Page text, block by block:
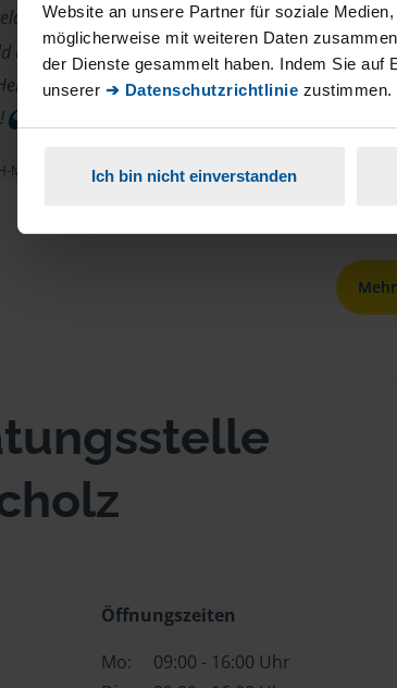
Website an unsere Partner für soziale
möglicherweise mit weiteren Daten
der Dienste gesammelt haben. Indem Sie auf
unserer ➔ Datenschutzrichtlinie zustimmen.
Ich bin nicht einverstanden
sehr freundliche
und Rücksicht und
Dank Frau
Mitglied
Beraterin Frau
und
Öffnungszeiten
Mo:
09:00 - 16:00 Uhr